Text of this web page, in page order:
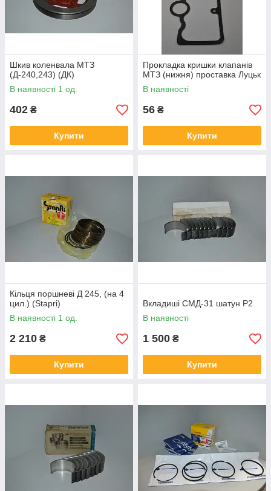
Шкив коленвала МТЗ
(Д-240,243) (ДК)
В наявності 1 од.
402 ₴
Купити
Прокладка кришки клапанів
МТЗ (нижня) проставка Луцьк
В наявності
56 ₴
Купити
Кільця поршневі Д 245, (на 4
цил.) (Stapri)
В наявності 1 од.
2 210 ₴
Купити
Вкладиші СМД-31 шатун Р2
В наявності
1 500 ₴
Купити